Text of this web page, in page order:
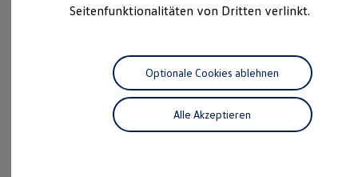
Klimafreundlicher Strom
Ladezeitensimulator
Ladelösungen für Privatkunden
Ladelösungen für Gewerbekunden
Wallbox und Ladekabel
Bidirektionales Laden
Förderung & Kosten der Elektrofahrzeuge
Neuwagen Caddy - Multivan -
ServicePlus
Seitenfunktionalitäten von Dritten verlinkt.
Alle Akzeptieren
Optionale Cookies ablehnen